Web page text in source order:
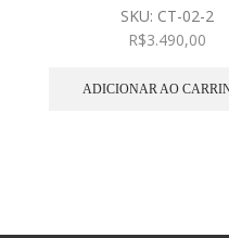
SKU: CT-02-2
R$3.490,00
ADICIONAR AO